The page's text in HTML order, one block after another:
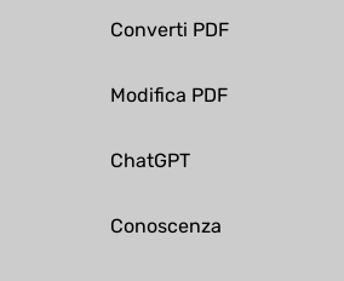
Converti PDF
Modifica PDF
ChatGPT
Conoscenza